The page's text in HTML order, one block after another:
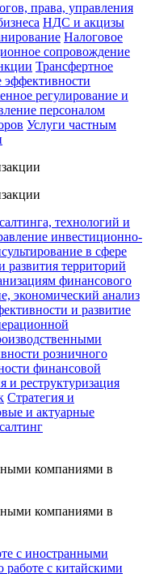
права, управления
НДС и акцизы
Налоговое
сопровождение
Трансфертное
регулирование и
персоналом
Услуги частным
технологий и
инвестиционно-
в сфере
развития территорий
финансового
экономический анализ
и развитие
розничного
финансовой
и реструктуризация
Стратегия и
и актуарные
компаниями в
компаниями в
с иностранными
работе с китайскими